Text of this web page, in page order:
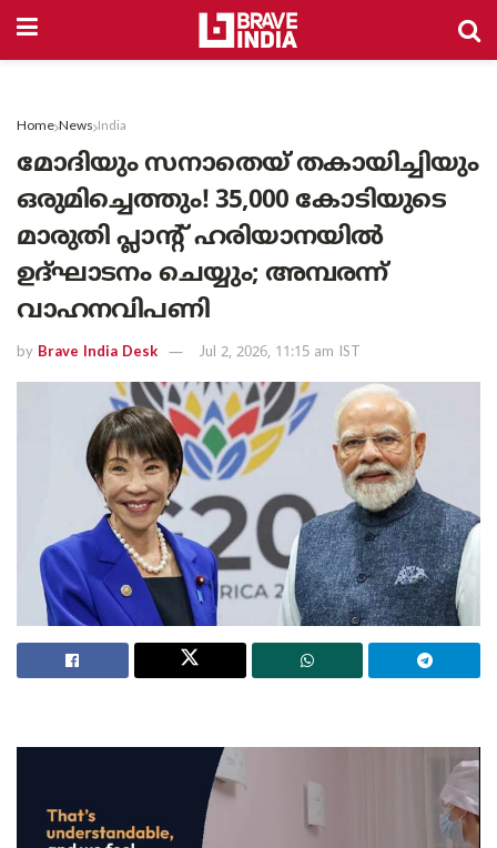
Home News India
മോദിയും സനാതെയ് തകായിച്ചിയും
ഒരുമിച്ചെത്തും! 35,000 കോടിയുടെ
മാരുതി പ്ലാന്റ് ഹരിയാനയിൽ
ഉദ്ഘാടനം ചെയ്യും; അമ്പരന്ന്
വാഹനവിപണി
by Brave India Desk Jul 2, 2026, 11:15 am IST